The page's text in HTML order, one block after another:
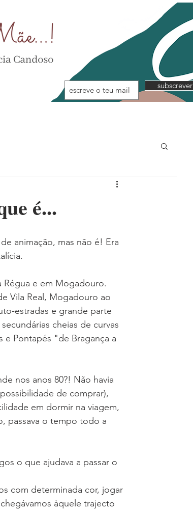
subscrever
é...
animação, mas não é! Era
Régua e em Mogadouro.
Vila Real, Mogadouro ao
estradas e grande parte
cheias de curvas
e Pontapés "de Bragança a
nos anos 80?! Não havia
de comprar),
em dormir na viagem,
passava o tempo todo a
o que ajudava a passar o
com determinada cor, jogar
àquele trajecto